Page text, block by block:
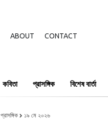
ABOUT CONTACT
কবিতা প্রাসঙ্গিক বিশেষ বার্তা
প্রাসঙ্গিক ১৯ মে ২০২৬